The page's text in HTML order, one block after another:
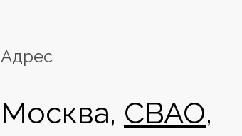
Москва, СВАО,
Адрес